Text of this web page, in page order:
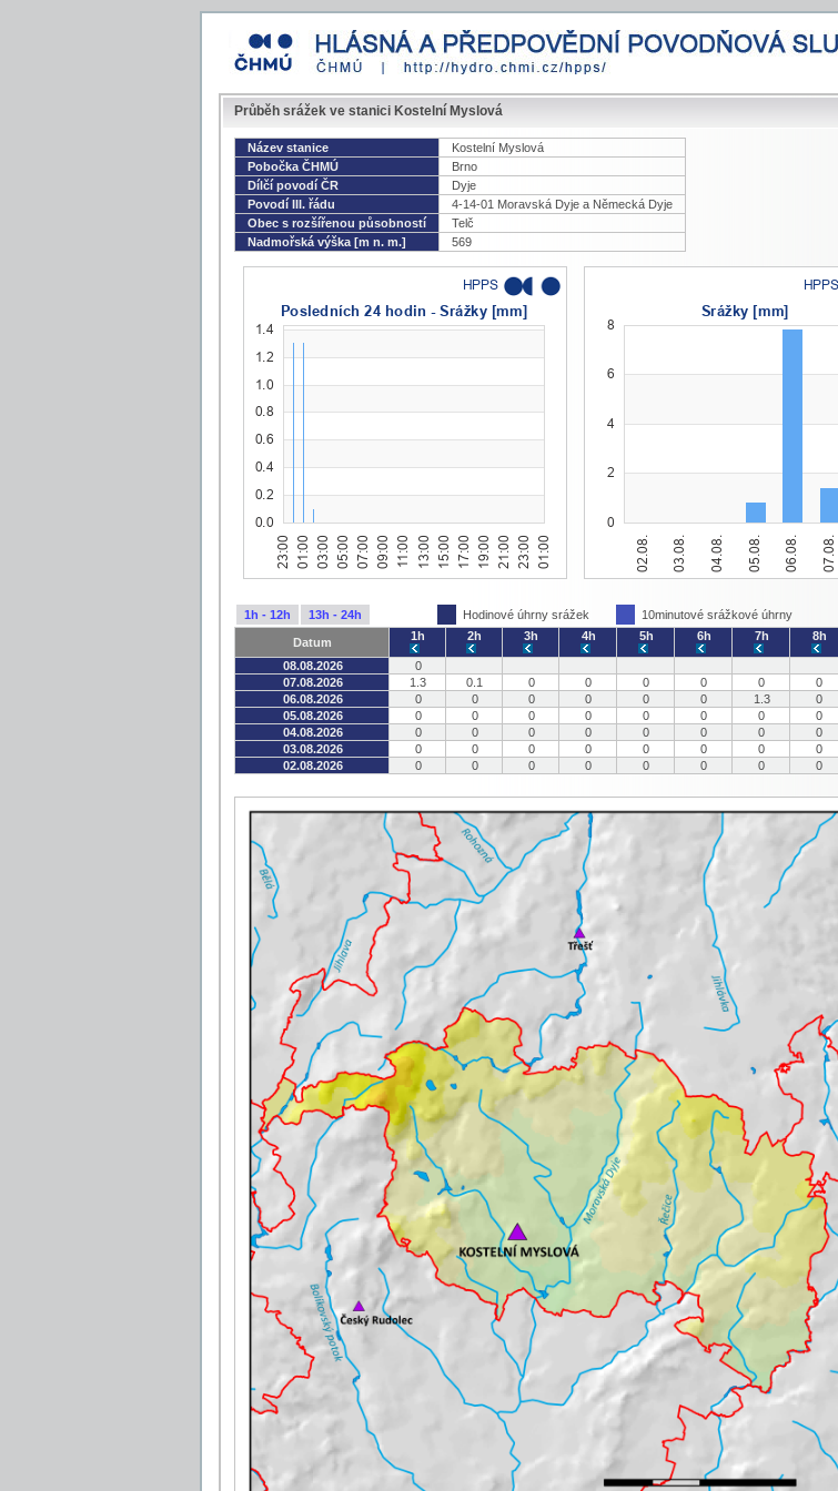
Průběh srážek ve stanici Kostelní Myslová
Název stanice
Kostelní Myslová
Pobočka ČHMÚ
Brno
Dílčí povodí ČR
Dyje
Povodí III. řádu
4-14-01 Moravská Dyje a Německá Dyje
Obec s rozšířenou působností
Telč
Nadmořská výška [m n. m.]
569
1h - 12h 13h - 24h Hodinové úhrny srážek 10minutové srážkové úhrny
Datum 1h 2h 3h 4h 5h 6h 7h 8h
08.08.2026
0
07.08.2026
1.3 0.1 0 0 0 0 0 0
06.08.2026
0 0 0 0 0 0 1.3 0
05.08.2026
0 0 0 0 0 0 0 0
04.08.2026
0 0 0 0 0 0 0 0
03.08.2026
0 0 0 0 0 0 0 0
02.08.2026
0 0 0 0 0 0 0 0